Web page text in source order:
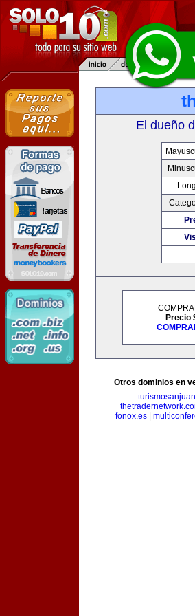
El dueño
Precio
Otros dominios en
fonox.es|